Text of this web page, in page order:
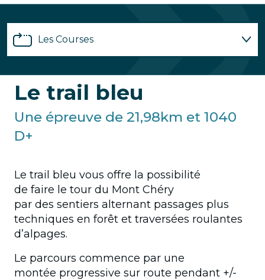
Les Courses
Inscriptions
Bénévoles
FAQ
Le trail bleu
Une épreuve de 21,98km et 1040
D+
Le trail bleu vous offre la possibilité
de faire le tour du Mont Chéry
par des sentiers alternant passages plus
techniques en forêt et traversées roulantes
d’alpages.
Le parcours commence par une
montée progressive sur route pendant +/-